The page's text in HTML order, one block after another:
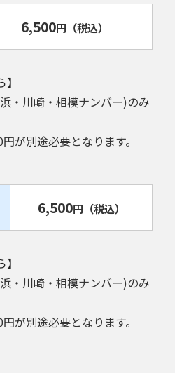
6,500円 （税込）
・川崎・相模ナンバー)のみ
が別途必要となります。
6,500円 （税込）
・川崎・相模ナンバー)のみ
が別途必要となります。